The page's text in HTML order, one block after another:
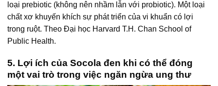
loại prebiotic (không nên nhầm lẫn với probiotic). Một loại
chất xơ khuyến khích sự phát triển của vi khuẩn có lợi
trong ruột. Theo Đại học Harvard T.H. Chan School of
Public Health.
5. Lợi ích của Socola đen khi có thể đóng
một vai trò trong việc ngăn ngừa ung thư